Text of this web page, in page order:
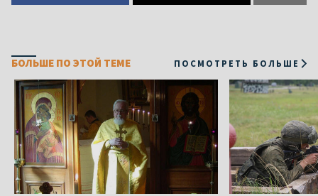
БОЛЬШЕ ПО ЭТОЙ ТЕМЕ ПОСМОТРЕТЬ БОЛЬШЕ